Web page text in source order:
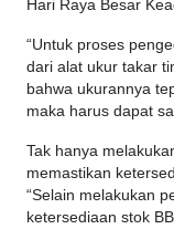
Hari Raya Besar
“Untuk proses
dari alat ukur takar
bahwa ukurannya
maka harus dapat
Tak hanya
memastikan
“Selain melakukan
ketersediaan stok